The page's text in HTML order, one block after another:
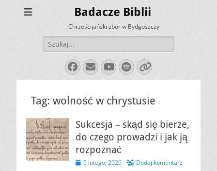
Badacze Biblii
Chrześcijański zbór w Bydgoszczy
Szukaj:
Facebook
E-
mail
YouTube
Spotify
Link
Tag: wolność w chrystusie
Sukcesja – skąd się bierze,
do czego prowadzi i jak ją
rozpoznać
Opublikowano
9 lutego, 2026 Dodaj komentarz